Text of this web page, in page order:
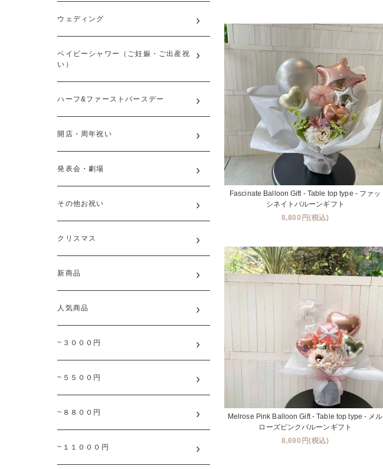
Fascinate Balloon Gift - Table top type - ファッ
シネイトバルーンギフト
8,800円(税込)
Melrose Pink Balloon Gift - Table top type - メル
ローズピンクバルーンギフト
8,690円(税込)
ウェディング
ベイビーシャワー（ご妊娠・ご出産祝
い）
ハーフ&ファーストバースデー
開店・周年祝い
発表会・劇場
その他お祝い
クリスマス
新商品
人気商品
~３０００円
~５５００円
~８８００円
~１１０００円